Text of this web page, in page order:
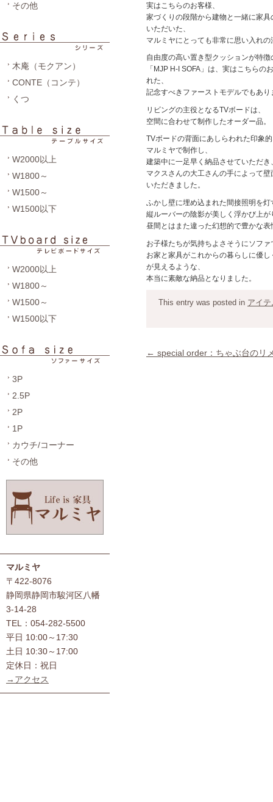
その他
木庵（モクアン）
CONTE（コンテ）
くつ
W2000以上
W1800～
W1500～
W1500以下
W2000以上
W1800～
W1500～
W1500以下
3P
2.5P
2P
1P
カウチ/コーナー
その他
マルミヤ
〒422-8076
静岡県静岡市駿河区八幡
3-14-28
TEL：054-282-5500
平日 10:00～17:30
土日 10:30～17:00
定休日：祝日
→アクセス
実はこちらのお客様、
家づくりの段階から建物と一緒に家
いただいた、
マルミヤにとっても非常に思い入れ
自由度の高い置き型クッションが特徴
「MJP H-I SOFA」は、実はこちらの
れた、
記念すべきファーストモデルでもあり
リビングの主役となるTVボードは、
空間に合わせて制作したオーダー品。
TVボードの背面にあしらわれた印象
マルミヤで制作し、
建築中に一足早く納品させていただき
マクスさんの大工さんの手によって
いただきました。
ふかし壁に埋め込まれた間接照明を灯
縦ルーバーの陰影が美しく浮かび上が
昼間とはまた違った幻想的で豊かな
お子様たちが気持ちよさそうにソフ
お家と家具がこれからの暮らしに優
が見えるような、
本当に素敵な納品となりました。
This entry was posted in アイテ
← special order：ちゃぶ台のリ